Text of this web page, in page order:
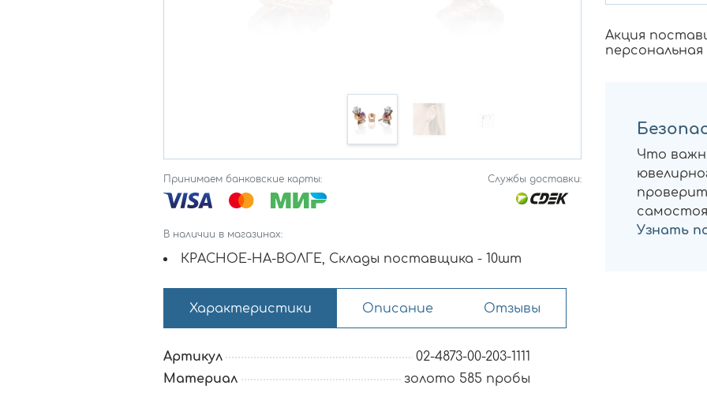
Принимаем банковские карты: Службы доставки:
В наличии в магазинах:
КРАСНОЕ-НА-ВОЛГЕ, Склады поставщика - 10шт
Акция
Что
Узнать
Характеристики Описание Отзывы
Артикул
02-4873-00-203-1111
Материал
золото 585 пробы